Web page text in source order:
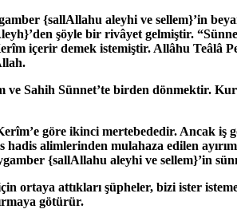
{sallAllahu aleyhi ve sellem}’in
’den şöyle bir rivâyet gelmiştir.
içerir demek istemiştir. Allâhu Teâlâ
ve Sahih Sünnet’te birden dönmektir.
göre ikinci mertebededir. Ancak
hadis alimlerinden mulahaza edilen
{sallAllahu aleyhi ve sellem}’in
ortaya attıkları şüpheler, bizi ister
götürür.